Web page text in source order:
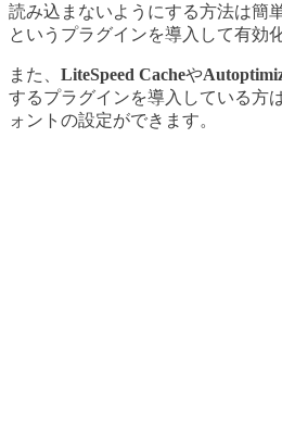
読み込まないようにする方法は簡単
というプラグインを導入して有効
また、 LiteSpeed Cacheや
するプラグインを導入している方
ォントの設定ができます。